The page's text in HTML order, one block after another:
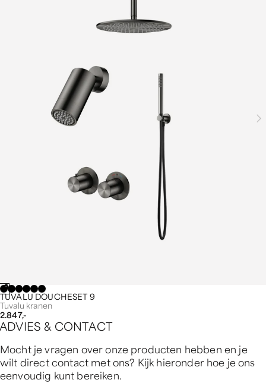
TUVALU DOUCHESET 9
Tuvalu kranen
2.847,-
ADVIES & CONTACT
Mocht je vragen over onze producten hebben en je
wilt direct contact met ons? Kijk hieronder hoe je ons
eenvoudig kunt bereiken.